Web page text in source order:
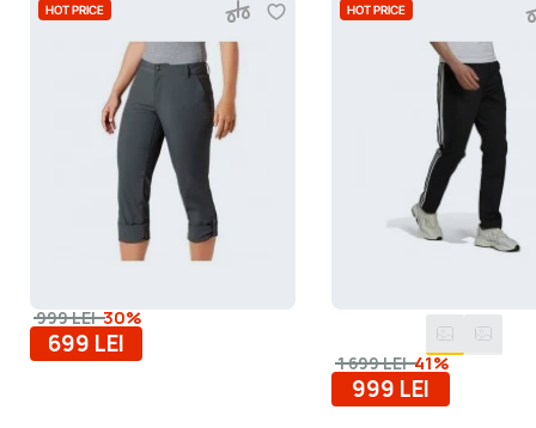
HOT PRICE
999 LEI-30%
699 LEI
HOT PRICE
1 699 LEI-41%
999 LEI